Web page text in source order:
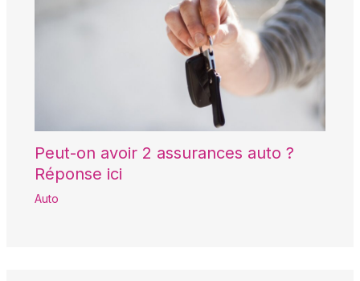
Peut-on avoir 2 assurances auto ?
Réponse ici
Auto